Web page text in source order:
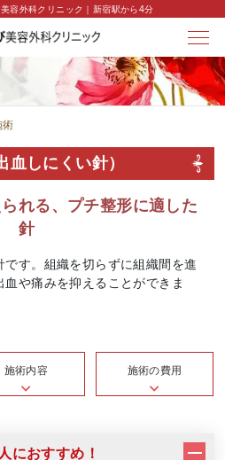
容外科クリニック｜新宿駅から4分
術
血しにくい針）
れる、プチ整形に適した
針
です。組織を切らずに組織間を進
血や痛みを抑えることができま
施術内容 施術の費用
におすすめ！